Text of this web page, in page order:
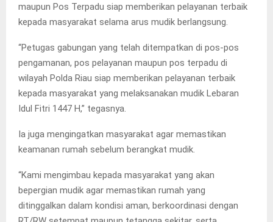
maupun Pos Terpadu siap memberikan pelayanan terbaik
kepada masyarakat selama arus mudik berlangsung.
“Petugas gabungan yang telah ditempatkan di pos-pos
pengamanan, pos pelayanan maupun pos terpadu di
wilayah Polda Riau siap memberikan pelayanan terbaik
kepada masyarakat yang melaksanakan mudik Lebaran
Idul Fitri 1447 H,” tegasnya.
Ia juga mengingatkan masyarakat agar memastikan
keamanan rumah sebelum berangkat mudik.
“Kami mengimbau kepada masyarakat yang akan
bepergian mudik agar memastikan rumah yang
ditinggalkan dalam kondisi aman, berkoordinasi dengan